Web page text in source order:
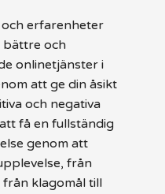
erfarenheter
bättre och
onlinetjänster i
att ge din åsikt
och negativa
få en fullständig
genom att
från
klagomål till